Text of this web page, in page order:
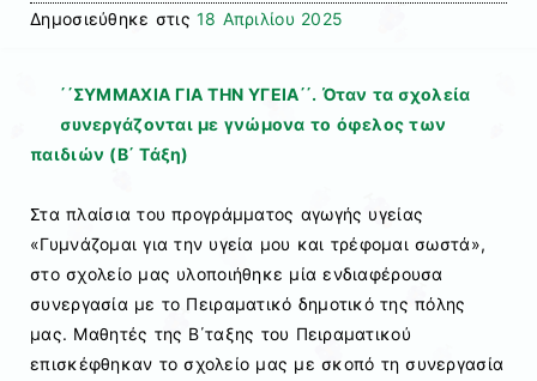
Δημοσιεύθηκε στις 18 Απριλίου 2025
΄΄ΣΥΜΜΑΧΙΑ ΓΙΑ ΤΗΝ ΥΓΕΙΑ΄΄. Όταν τα σχολεία
συνεργάζονται με γνώμονα το όφελος των
παιδιών (Β΄ Τάξη)
Στα πλαίσια του προγράμματος αγωγής υγείας
«Γυμνάζομαι για την υγεία μου και τρέφομαι σωστά»,
στο σχολείο μας υλοποιήθηκε μία ενδιαφέρουσα
συνεργασία με το Πειραματικό δημοτικό της πόλης
μας. Μαθητές της Β΄ταξης του Πειραματικού
επισκέφθηκαν το σχολείο μας με σκοπό τη συνεργασία